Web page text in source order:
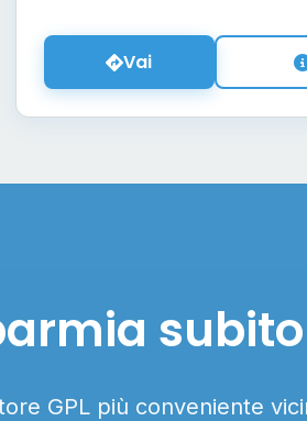
Vai
GPL più conveniente